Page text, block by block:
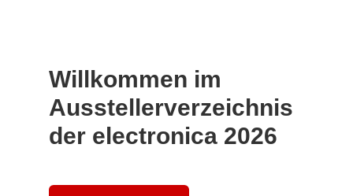
Willkommen im
Ausstellerverzeichnis
der electronica 2026